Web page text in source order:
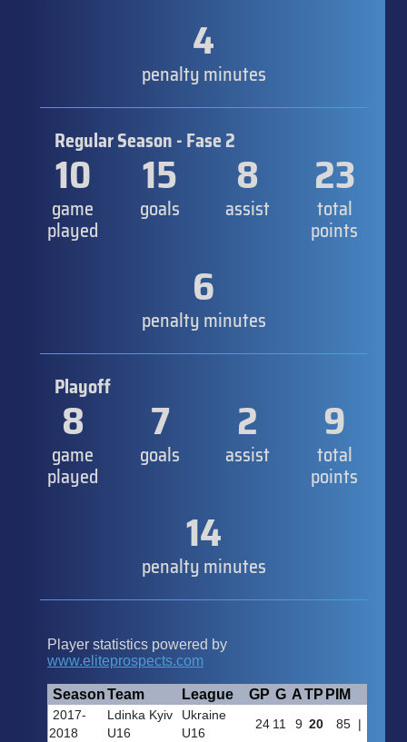
4
penalty minutes
Regular Season - Fase 2
10
game
played
15
goals
8
assist
23
total
points
6
penalty minutes
Playoff
8
game
played
7
goals
2
assist
9
total
points
14
penalty minutes